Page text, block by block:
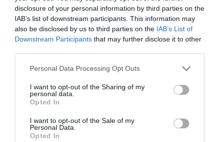
disclosure of your personal information by third parties on the
IAB’s list of downstream participants. This information may
also be disclosed by us to third parties on the IAB’s List of
Downstream Participants that may further disclose it to other
Please note that this website/app uses one or more Google
not limited to your visit or usage behaviour. You may click to
grant or deny consent to Google and its third-party tags to
use your data for below specified purposes in below Google
consent section.
Personal Data Processing Opt Outs
I want to opt-out of the Sharing of my
personal data.
Opted In
I want to opt-out of the Sale of my
Personal Data.
Opted In
Τι είναι η χολοκυστεκτομή στην οποία
υποβλήθηκε ο Μ.Χατζηγιάννης: Tα
συμπτώματα που οδηγούν στην επέμβαση
31.07.2026 15:06